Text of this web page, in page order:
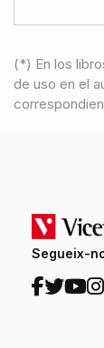
(*) En los
de uso en el
Segueix-